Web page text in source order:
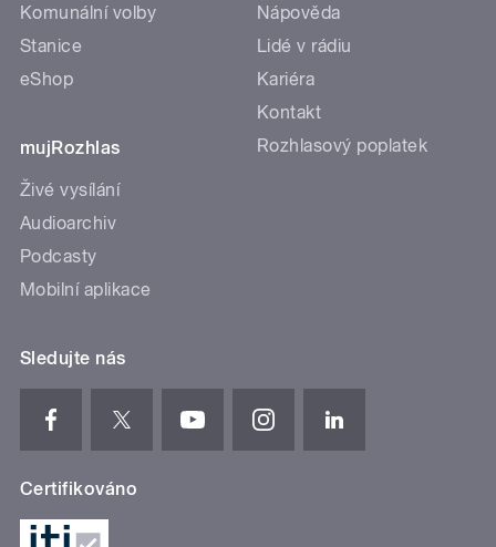
Komunální volby
Stanice
eShop
mujRozhlas
Živé vysílání
Audioarchiv
Podcasty
Mobilní aplikace
Nápověda
Lidé v rádiu
Kariéra
Kontakt
Rozhlasový poplatek
Sledujte nás
Certifikováno